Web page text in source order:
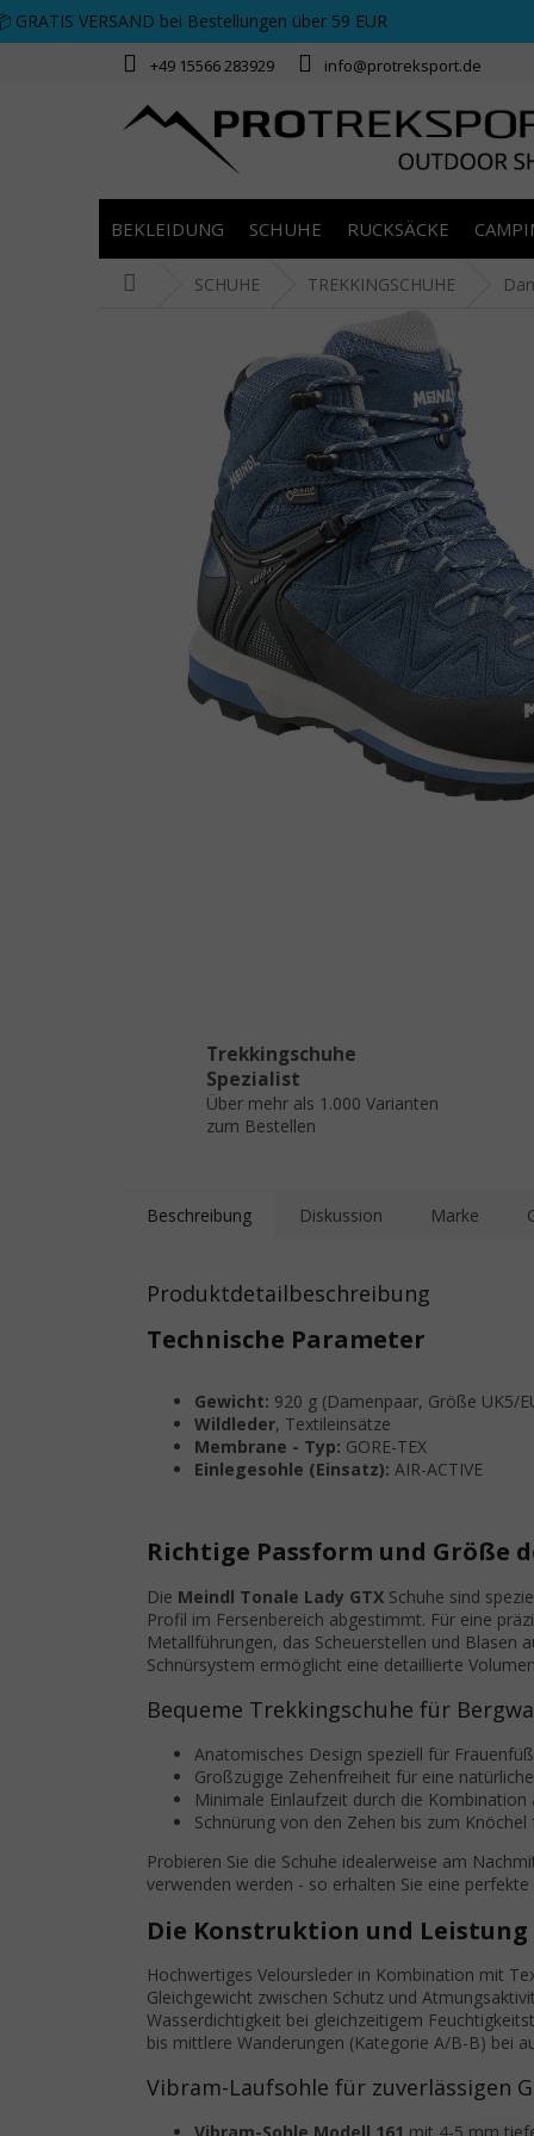
Zum Inhalt springen
GRATIS VERSAND bei Bestellungen über 59 EUR
+49 15566 283929 info@protreksport.de
BEKLEIDUNG SCHUHE RUCKSÄCKE
StartseiteSCHUHE TREKKINGSCHUHE
Trekkingschuhe
Spezialist
Über mehr als 1.000 Varianten
zum Bestellen
Beschreibung Diskussion Marke
Produktdetailbeschreibung
Technische Parameter
Gewicht: 920 g (Damenpaar, Größe UK5/
Wildleder, Textileinsätze
Membrane - Typ: GORE-TEX
Einlegesohle (Einsatz): AIR-ACTIVE
Richtige Passform und Größe
Die Meindl Tonale Lady GTX Schuhe sind
Profil im Fersenbereich abgestimmt. Für eine
Metallführungen, das Scheuerstellen und Blasen
Schnürsystem ermöglicht eine detaillierte
Bequeme Trekkingschuhe für
Anatomisches Design speziell für
Großzügige Zehenfreiheit für eine
Minimale Einlaufzeit durch die Kombination
Schnürung von den Zehen bis zum
Probieren Sie die Schuhe idealerweise am
verwenden werden - so erhalten Sie eine
Die Konstruktion und
Hochwertiges Veloursleder in Kombination mit
Gleichgewicht zwischen Schutz und
Wasserdichtigkeit bei gleichzeitigem
bis mittlere Wanderungen (Kategorie A/B-B) bei
Vibram-Laufsohle für zuverlässigen